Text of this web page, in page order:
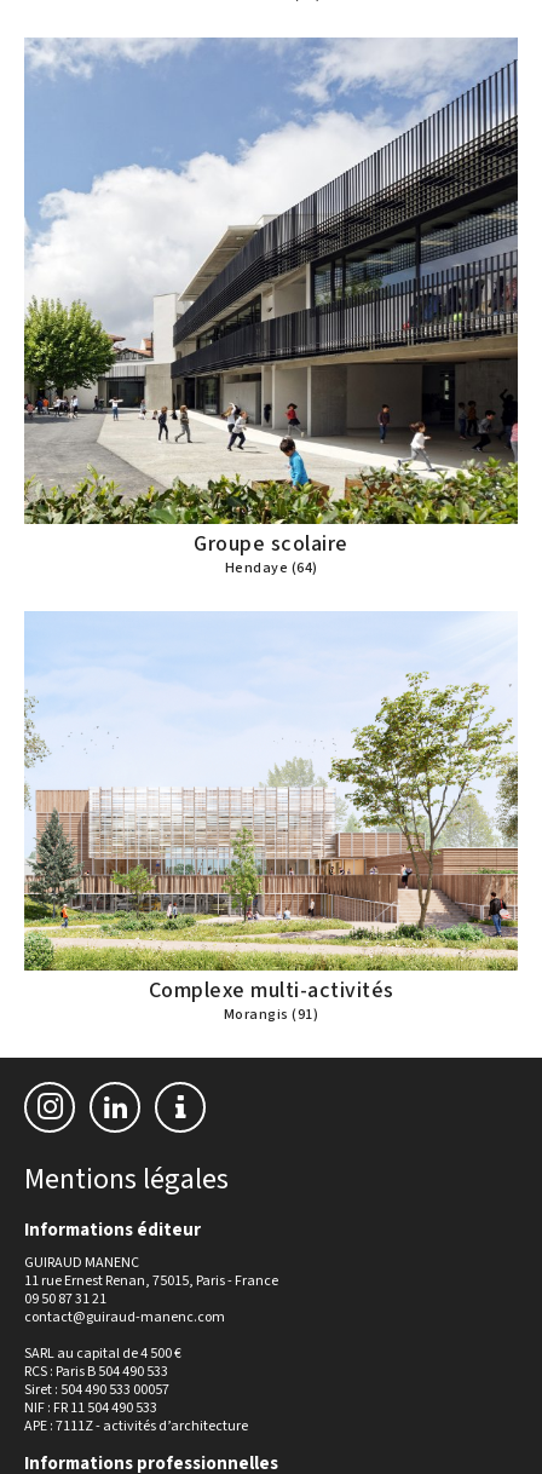
Groupe scolaire
Hendaye (64)
Complexe multi-activités
Morangis (91)
Mentions légales
Informations éditeur
GUIRAUD MANENC
11 rue Ernest Renan, 75015, Paris - France
09 50 87 31 21
contact@guiraud-manenc.com
SARL au capital de 4 500 €
RCS : Paris B 504 490 533
Siret : 504 490 533 00057
NIF : FR 11 504 490 533
APE : 7111Z - activités d’architecture
Informations professionnelles